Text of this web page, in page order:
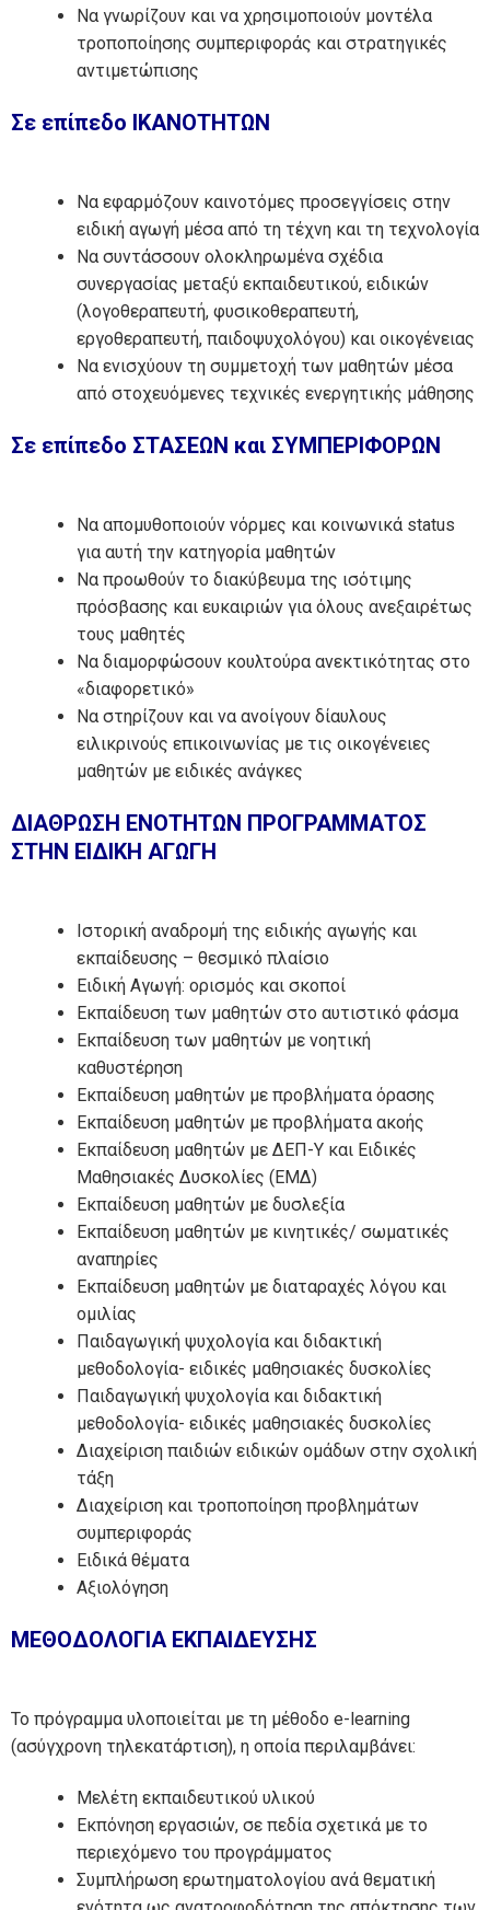
Να γνωρίζουν και να χρησιμοποιούν μοντέλα
τροποποίησης συμπεριφοράς και στρατηγικές
αντιμετώπισης
Σε επίπεδο ΙΚΑΝΟΤΗΤΩΝ
Να εφαρμόζουν καινοτόμες προσεγγίσεις στην
ειδική αγωγή μέσα από τη τέχνη και τη τεχνολογία
Να συντάσσουν ολοκληρωμένα σχέδια
συνεργασίας μεταξύ εκπαιδευτικού, ειδικών
(λογοθεραπευτή, φυσικοθεραπευτή,
εργοθεραπευτή, παιδοψυχολόγου) και οικογένειας
Να ενισχύουν τη συμμετοχή των μαθητών μέσα
από στοχευόμενες τεχνικές ενεργητικής μάθησης
Σε επίπεδο ΣΤΑΣΕΩΝ και ΣΥΜΠΕΡΙΦΟΡΩΝ
Να απομυθοποιούν νόρμες και κοινωνικά status
για αυτή την κατηγορία μαθητών
Να προωθούν το διακύβευμα της ισότιμης
πρόσβασης και ευκαιριών για όλους ανεξαιρέτως
τους μαθητές
Να διαμορφώσουν κουλτούρα ανεκτικότητας στο
«διαφορετικό»
Να στηρίζουν και να ανοίγουν δίαυλους
ειλικρινούς επικοινωνίας με τις οικογένειες
μαθητών με ειδικές ανάγκες
ΔΙΑΘΡΩΣΗ ΕΝΟΤΗΤΩΝ ΠΡΟΓΡΑΜΜΑΤΟΣ
ΣΤΗΝ ΕΙΔΙΚΗ ΑΓΩΓΗ
Ιστορική αναδρομή της ειδικής αγωγής και
εκπαίδευσης – θεσμικό πλαίσιο
Ειδική Αγωγή: ορισμός και σκοποί
Εκπαίδευση των μαθητών στο αυτιστικό φάσμα
Εκπαίδευση των μαθητών με νοητική
καθυστέρηση
Εκπαίδευση μαθητών με προβλήματα όρασης
Εκπαίδευση μαθητών με προβλήματα ακοής
Εκπαίδευση μαθητών με ΔΕΠ-Υ και Ειδικές
Μαθησιακές Δυσκολίες (ΕΜΔ)
Εκπαίδευση μαθητών με δυσλεξία
Εκπαίδευση μαθητών με κινητικές/ σωματικές
αναπηρίες
Εκπαίδευση μαθητών με διαταραχές λόγου και
ομιλίας
Παιδαγωγική ψυχολογία και διδακτική
μεθοδολογία- ειδικές μαθησιακές δυσκολίες
Παιδαγωγική ψυχολογία και διδακτική
μεθοδολογία- ειδικές μαθησιακές δυσκολίες
Διαχείριση παιδιών ειδικών ομάδων στην σχολική
τάξη
Διαχείριση και τροποποίηση προβλημάτων
συμπεριφοράς
Ειδικά θέματα
Αξιολόγηση
ΜΕΘΟΔΟΛΟΓΙΑ ΕΚΠΑΙΔΕΥΣΗΣ
Το πρόγραμμα υλοποιείται με τη μέθοδο e-learning
(ασύγχρονη τηλεκατάρτιση), η οποία περιλαμβάνει:
Μελέτη εκπαιδευτικού υλικού
Eκπόνηση εργασιών, σε πεδία σχετικά με το
περιεχόμενο του προγράμματος
Συμπλήρωση ερωτηματολογίου ανά θεματική